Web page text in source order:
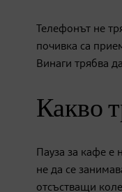
Телефонът не
почивка са
Винаги трябва
Какво
Пауза за кафе е
не да се
отсъстващи